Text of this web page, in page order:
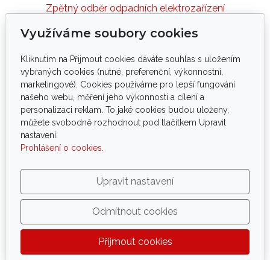
Zpětný odběr odpadních elektrozařízení
Sledujte nás
Tento web byl vyvinut ve spolupráci s
palmology, arboristy, elektro a IT techniky.
Podporujeme tlapky ve spolupráci s
PROPALMY.CZ
| profesionální ochrana
rostlin před zimou
Využíváme soubory cookies
Kliknutím na Přijmout cookies dáváte souhlas s uložením
vybraných cookies (nutné, preferenční, výkonnostní,
marketingové). Cookies používáme pro lepší fungování
našeho webu, měření jeho výkonnosti a cílení a
personalizaci reklam. To jaké cookies budou uloženy,
můžete svobodně rozhodnout pod tlačítkem Upravit
nastavení.
Prohlášení o cookies.
Upravit nastavení
Odmítnout cookies
Přijmout cookies